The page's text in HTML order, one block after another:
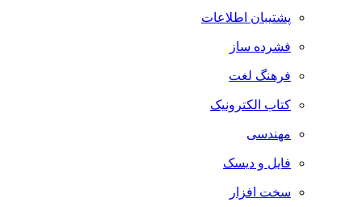
پشتیبان اطلاعات
فشرده ساز
فرهنگ لغت
کتاب الکترونیک
مهندسی
فایل و دیسک
سخت افزار